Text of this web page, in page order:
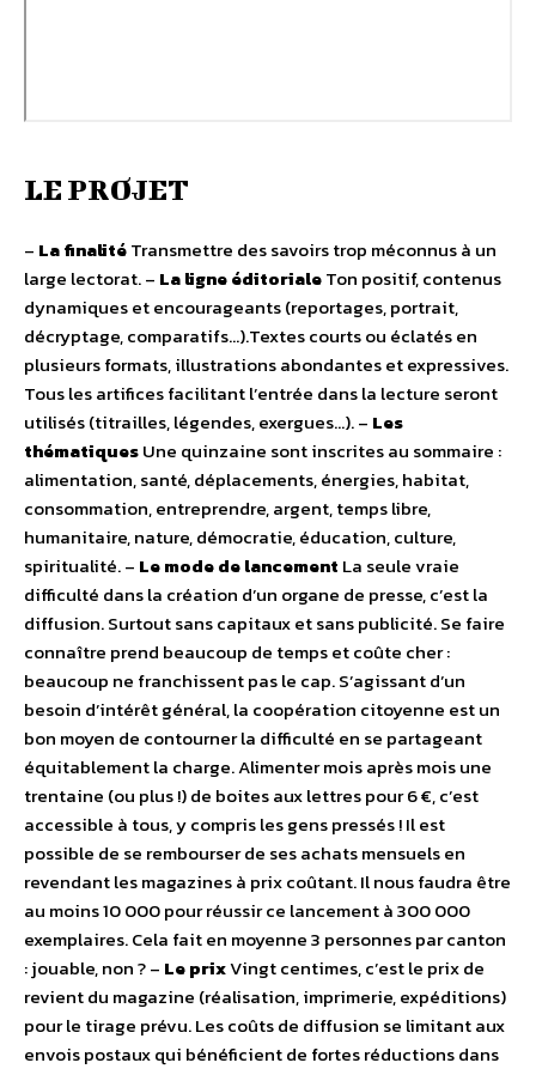
LE PROJET
– La finalitéTransmettre des savoirs trop méconnus à un
large lectorat. – La ligne éditorialeTon positif, contenus
dynamiques et encourageants (reportages, portrait,
décryptage, comparatifs…).Textes courts ou éclatés en
plusieurs formats, illustrations abondantes et expressives.
Tous les artifices facilitant l’entrée dans la lecture seront
utilisés (titrailles, légendes, exergues…). – Les
thématiquesUne quinzaine sont inscrites au sommaire :
alimentation, santé, déplacements, énergies, habitat,
consommation, entreprendre, argent, temps libre,
humanitaire, nature, démocratie, éducation, culture,
spiritualité. – Le mode de lancement La seule vraie
difficulté dans la création d’un organe de presse, c’est la
diffusion. Surtout sans capitaux et sans publicité. Se faire
connaître prend beaucoup de temps et coûte cher :
beaucoup ne franchissent pas le cap. S’agissant d’un
besoin d’intérêt général, la coopération citoyenne est un
bon moyen de contourner la difficulté en se partageant
équitablement la charge. Alimenter mois après mois une
trentaine (ou plus !) de boites aux lettres pour 6 €, c’est
accessible à tous, y compris les gens pressés ! Il est
possible de se rembourser de ses achats mensuels en
revendant les magazines à prix coûtant. Il nous faudra être
au moins 10 000 pour réussir ce lancement à 300 000
exemplaires. Cela fait en moyenne 3 personnes par canton
: jouable, non ? – Le prixVingt centimes, c’est le prix de
revient du magazine (réalisation, imprimerie, expéditions)
pour le tirage prévu. Les coûts de diffusion se limitant aux
envois postaux qui bénéficient de fortes réductions dans